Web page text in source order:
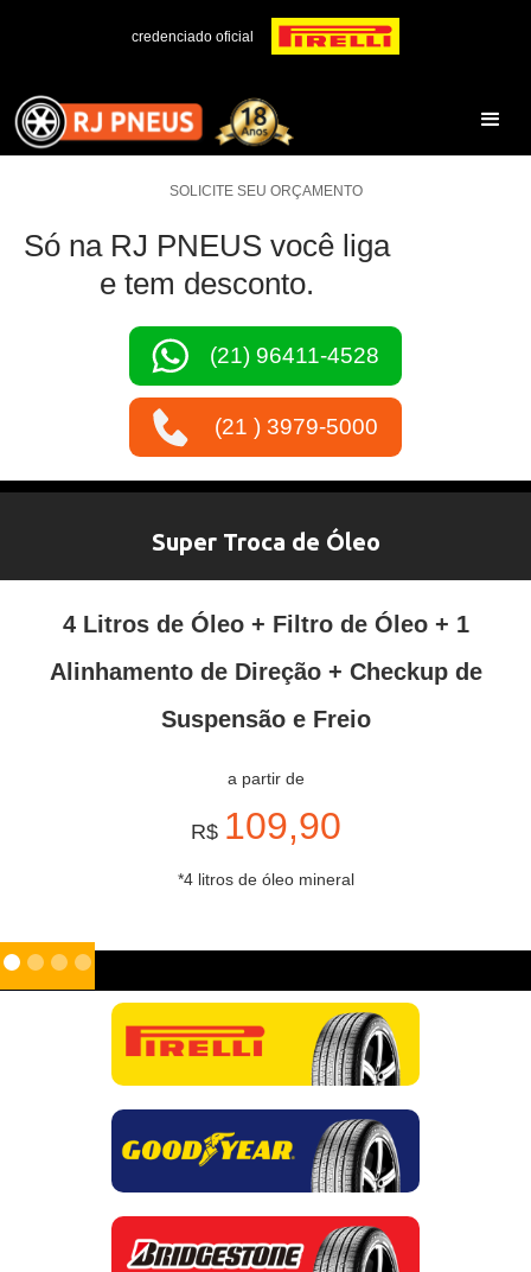
credenciado oficial
SOLICITE SEU ORÇAMENTO
Só na RJ PNEUS você liga
e tem desconto.
(21) 96411-4528
(21 ) 3979-5000
Super Troca de Óleo
4 Litros de Óleo + Filtro de Óleo + 1
Alinhamento de Direção + Checkup de
Suspensão e Freio
a partir de
R$ 109,90
*4 litros de óleo mineral